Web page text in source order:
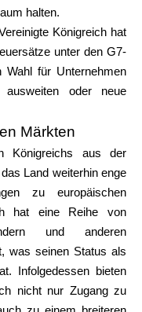
halten.
Königreich hat
unter den G7-
für Unternehmen
oder neue
Märkten
Königreichs aus der
Land weiterhin enge
zu europäischen
hat eine Reihe von
und anderen
was seinen Status als
Infolgedessen bieten
nicht nur Zugang zu